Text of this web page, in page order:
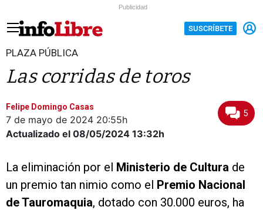
Publicidad
SUSCRÍBETE
PLAZA PÚBLICA
Las corridas de toros
Felipe Domingo Casas
7 de mayo de 2024 20:55h
Actualizado el 08/05/2024 13:32h
5
La eliminación por el Ministerio de Cultura de
un premio tan nimio como el Premio Nacional
de Tauromaquia, dotado con 30.000 euros, ha